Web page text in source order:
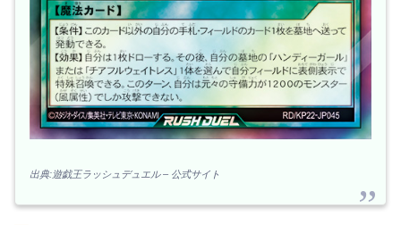
出典:遊戯王ラッシュデュエル – 公式サイト